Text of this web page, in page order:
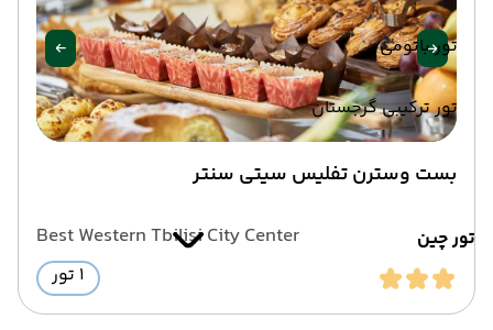
تور باتومی
تور ترکیبی گرجستان
تور چین
بست وسترن تفلیس سیتی سنتر
Best Western Tbilisi City Center
1 تور